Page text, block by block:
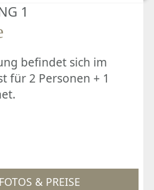
1
befindet sich im
für 2 Personen + 1
FOTOS & PREISE